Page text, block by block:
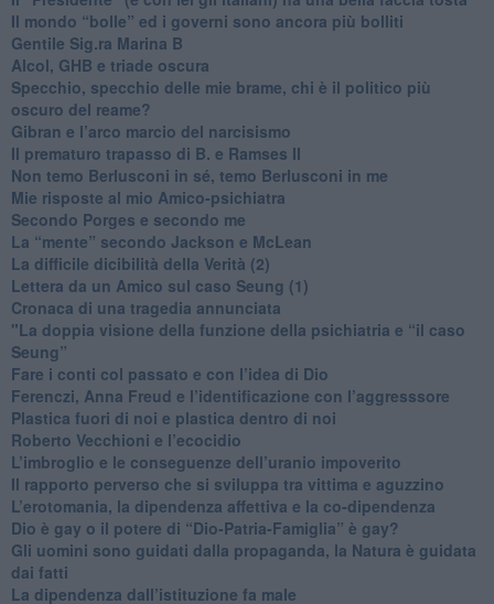
​Il mondo “bolle” ed i governi sono ancora più bolliti
​Gentile Sig.ra Marina B
​Alcol, GHB e triade oscura
​Specchio, specchio delle mie brame, chi è il politico più
oscuro del reame?
​Gibran e l’arco marcio del narcisismo
​Il prematuro trapasso di B. e Ramses II
​Non temo Berlusconi in sé, temo Berlusconi in me
​Mie risposte al mio Amico-psichiatra
​Secondo Porges e secondo me
​La “mente” secondo Jackson e McLean
La difficile dicibilità della Verità (2)
​Lettera da un Amico sul caso Seung (1)
​Cronaca di una tragedia annunciata
"​La doppia visione della funzione della psichiatria e “il caso
Seung”
​Fare i conti col passato e con l’idea di Dio
​Ferenczi, Anna Freud e l’identificazione con l’aggresssore
Plastica fuori di noi e plastica dentro di noi
​Roberto Vecchioni e l’ecocidio
​L’imbroglio e le conseguenze dell’uranio impoverito
​Il rapporto perverso che si sviluppa tra vittima e aguzzino
L’erotomania, la dipendenza affettiva e la co-dipendenza
​Dio è gay o il potere di “Dio-Patria-Famiglia” è gay?
​Gli uomini sono guidati dalla propaganda, la Natura è guidata
dai fatti
La dipendenza dall’istituzione fa male